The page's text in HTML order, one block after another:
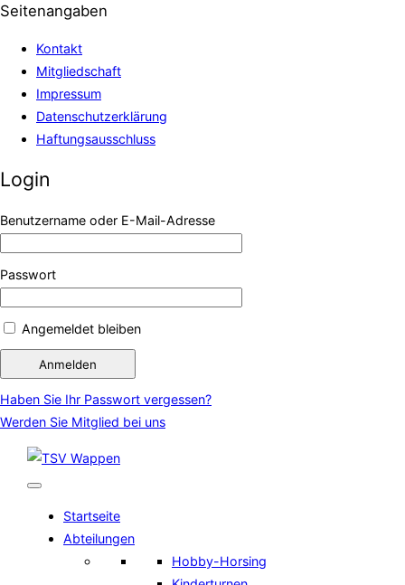
Seitenangaben
Kontakt
Mitgliedschaft
Impressum
Datenschutzerklärung
Haftungsausschluss
Login
Benutzername oder E-Mail-Adresse
Passwort
Angemeldet bleiben
Haben Sie Ihr Passwort vergessen?
Werden Sie Mitglied bei uns
Inhalt
Startseite
Abteilungen
Hobby-Horsing